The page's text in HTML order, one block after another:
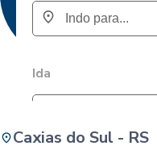
Ida
Caxias do Sul - RS